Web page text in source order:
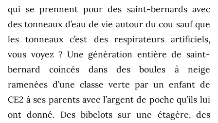
qui se prennent pour des saint-bernards avec
des tonneaux d’eau de vie autour du cou sauf que
les tonneaux c’est des respirateurs artificiels,
vous voyez ? Une génération entière de saint-
bernard coincés dans des boules à neige
ramenées d’une classe verte par un enfant de
CE2 à ses parents avec l’argent de poche qu’ils lui
ont donné. Des bibelots sur une étagère, des